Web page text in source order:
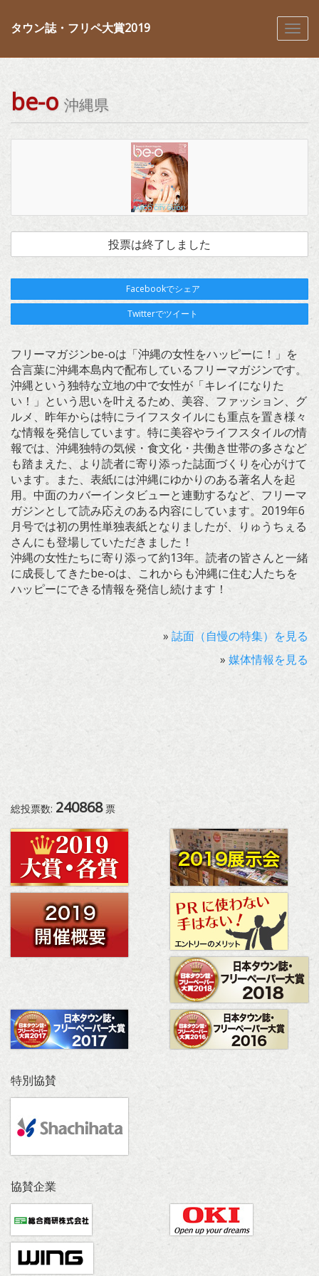
タウン誌・フリペ大賞2019
be-o 沖縄県
投票は終了しました
Facebookでシェア
Twitterでツイート
フリーマガジンbe-oは「沖縄の女性をハッピーに！」を
合言葉に沖縄本島内で配布しているフリーマガジンです。
沖縄という独特な立地の中で女性が「キレイになりた
い！」という思いを叶えるため、美容、ファッション、グ
ルメ、昨年からは特にライフスタイルにも重点を置き様々
な情報を発信しています。特に美容やライフスタイルの情
報では、沖縄独特の気候・食文化・共働き世帯の多さなど
も踏まえた、より読者に寄り添った誌面づくりを心がけて
います。また、表紙には沖縄にゆかりのある著名人を起
用。中面のカバーインタビューと連動するなど、フリーマ
ガジンとして読み応えのある内容にしています。2019年6
月号では初の男性単独表紙となりましたが、りゅうちぇる
さんにも登場していただきました！
沖縄の女性たちに寄り添って約13年。読者の皆さんと一緒
に成長してきたbe-oは、これからも沖縄に住む人たちを
ハッピーにできる情報を発信し続けます！
» 誌面（自慢の特集）を見る
» 媒体情報を見る
総投票数: 240868票
特別協賛
協賛企業